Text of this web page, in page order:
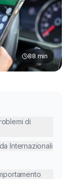
88 min
di
Internazionali